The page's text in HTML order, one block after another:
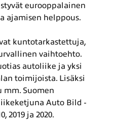
eurooppalainen
ajamisen helppous.
kuntotarkastettuja,
vaihtoehto.
autoliike ja yksi
toimijoista. Lisäksi
Suomen
Auto Bild -
2019 ja 2020.